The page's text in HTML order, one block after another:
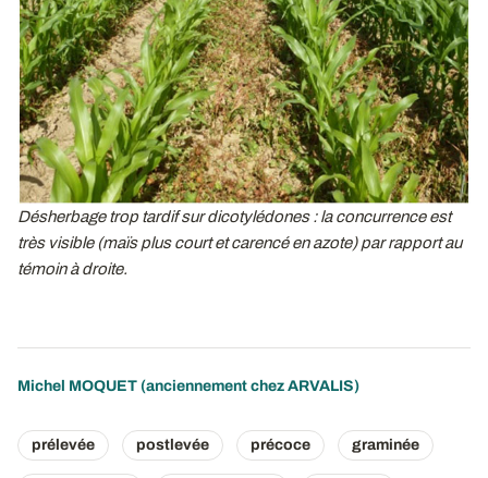
Désherbage trop tardif sur dicotylédones : la concurrence est
très visible (maïs plus court et carencé en azote) par rapport au
témoin à droite.
Michel MOQUET (anciennement chez ARVALIS)
prélevée postlevée précoce graminée